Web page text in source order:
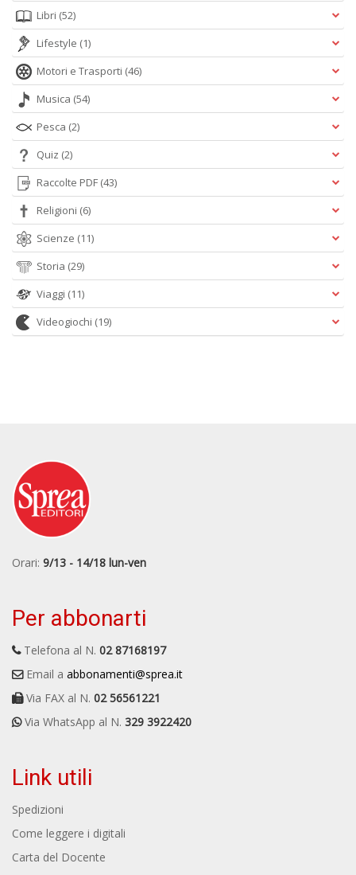
Libri (52)
Lifestyle (1)
Motori e Trasporti (46)
Musica (54)
Pesca (2)
Quiz (2)
Raccolte PDF (43)
Religioni (6)
Scienze (11)
Storia (29)
Viaggi (11)
Videogiochi (19)
Orari: 9/13 - 14/18 lun-ven
Per abbonarti
Telefona al N. 02 87168197
Email a abbonamenti@sprea.it
Via FAX al N. 02 56561221
Via WhatsApp al N. 329 3922420
Link utili
Spedizioni
Come leggere i digitali
Carta del Docente